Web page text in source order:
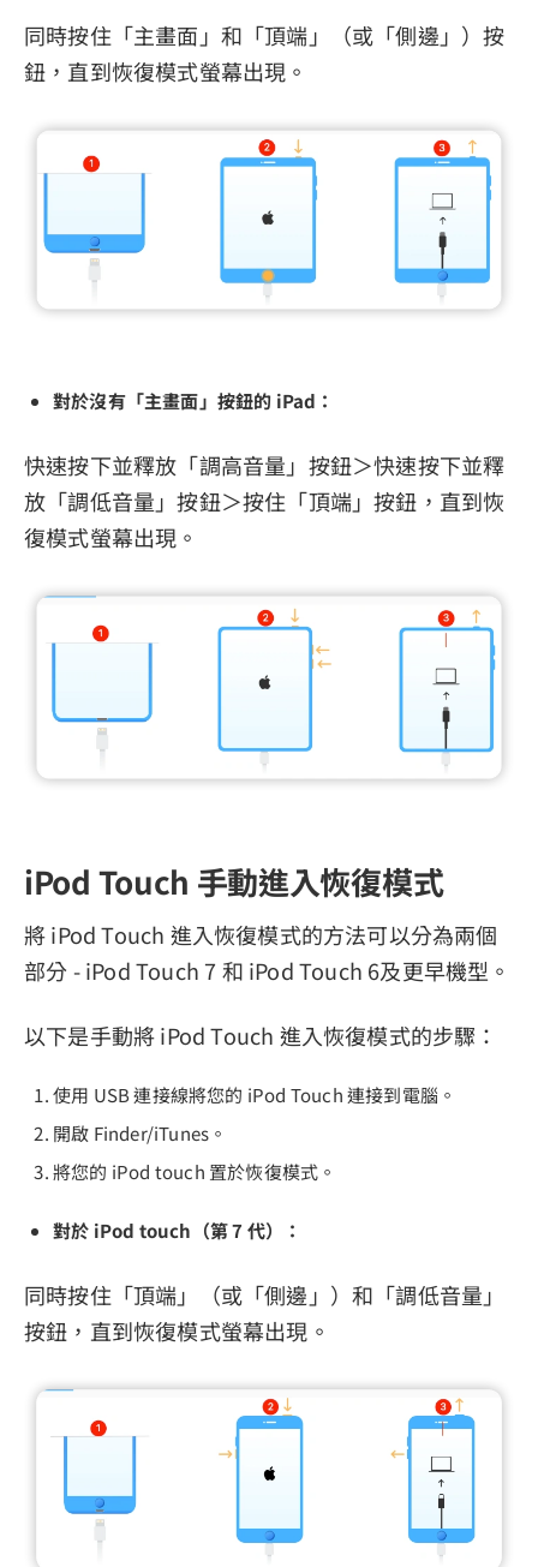
同時按住「主畫面」和「頂端」（或「側邊」）按
鈕，直到恢復模式螢幕出現。
對於沒有「主畫面」按鈕的 iPad：
快速按下並釋放「調高音量」按鈕＞快速按下並釋
放「調低音量」按鈕＞按住「頂端」按鈕，直到恢
復模式螢幕出現。
iPod Touch 手動進入恢復模式
將 iPod Touch 進入恢復模式的方法可以分為兩個
部分 - iPod Touch 7 和 iPod Touch 6及更早機型。
以下是手動將 iPod Touch 進入恢復模式的步驟：
使用 USB 連接線將您的 iPod Touch 連接到電腦。
開啟 Finder/iTunes。
將您的 iPod touch 置於恢復模式。
對於 iPod touch（第 7 代）：
同時按住「頂端」（或「側邊」）和「調低音量」
按鈕，直到恢復模式螢幕出現。